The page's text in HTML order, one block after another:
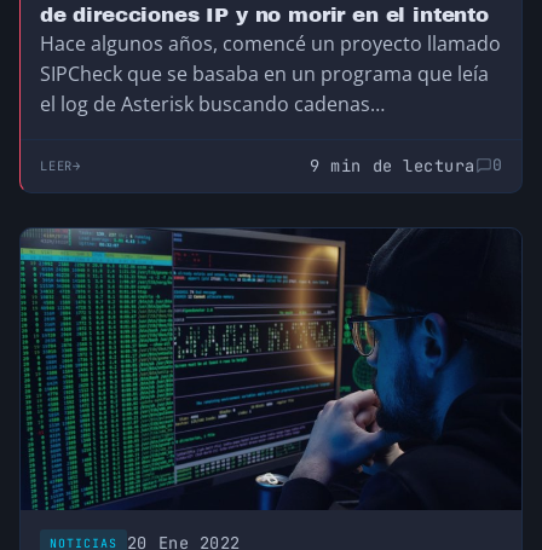
de direcciones IP y no morir en el intento
Hace algunos años, comencé un proyecto llamado
SIPCheck que se basaba en un programa que leía
el log de Asterisk buscando cadenas…
LEER 9 min de lectura 0
NOTICIAS 20 Ene 2022